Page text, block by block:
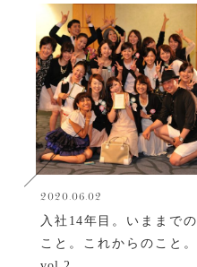
2020.06.02
入社14年目。いままでの
こと。これからのこと。